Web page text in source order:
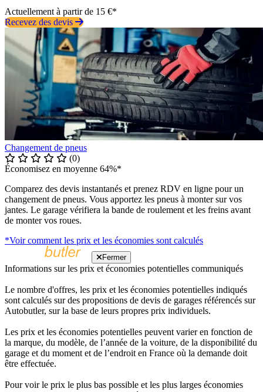
Actuellement à partir de 15 €*
Recevez des devis
Changement de pneus
(0)
Économisez en moyenne 64%*
Comparez des devis instantanés et prenez RDV en ligne pour un
changement de pneus. Vous apportez les pneus à monter sur vos
jantes. Le garage vérifiera la bande de roulement et les freins avant
de monter vos roues.
*Voir comment les prix et les économies sont calculés
Fermer
Informations sur les prix et économies potentielles communiqués
Le nombre d'offres, les prix et les économies potentielles indiqués
sont calculés sur des propositions de devis de garages référencés sur
Autobutler, sur la base de leurs propres prix individuels.
Les prix et les économies potentielles peuvent varier en fonction de
la marque, du modèle, de l’année de la voiture, de la disponibilité du
garage et du moment et de l’endroit en France où la demande doit
être effectuée.
Pour voir le prix le plus bas possible et les plus larges économies